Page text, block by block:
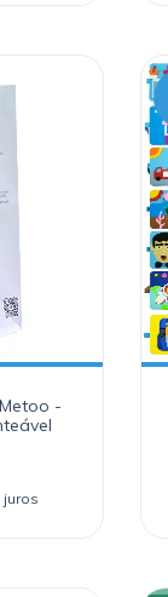
-
juros